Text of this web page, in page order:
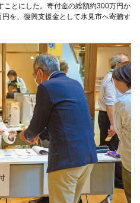
ことにした。寄付金の総額約300万円か
を、復興支援金として氷見市へ寄贈す